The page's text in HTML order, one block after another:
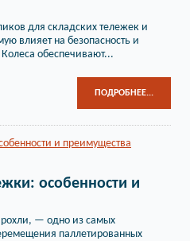
для складских тележек и
влияет на безопасность и
обеспечивают...
ПОДРОБНЕЕ...
особенности и
— одно из самых
паллетированных